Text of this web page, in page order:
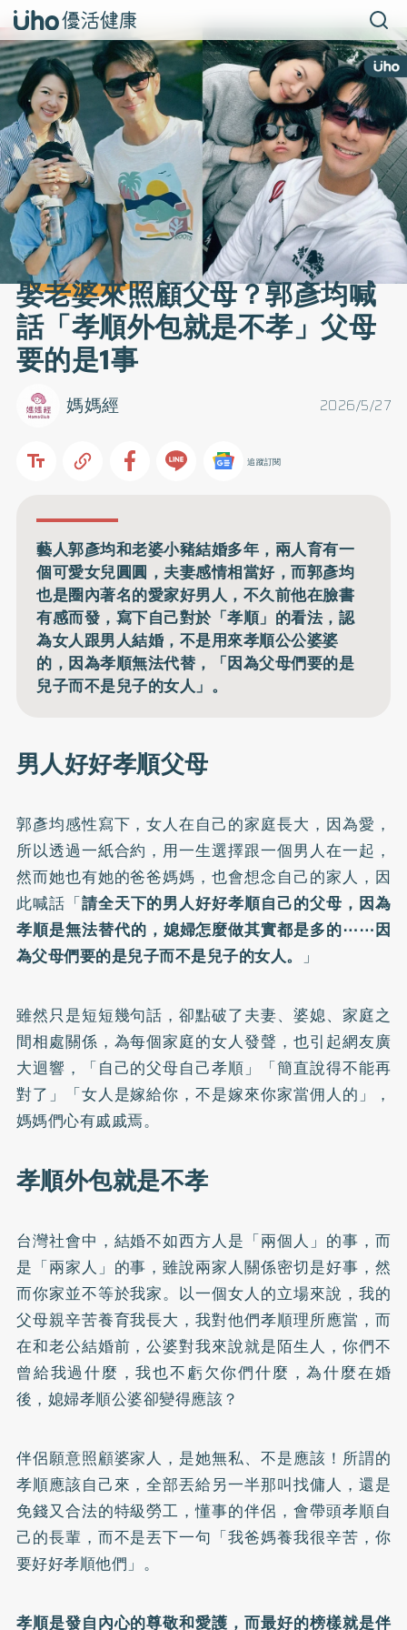
娶老婆來照顧父母？郭彥均喊
話「孝順外包就是不孝」父母
要的是1事
2026/5/27
媽媽經
追蹤訂閱
藝人郭彥均和老婆小豬結婚多年，兩人育有一
個可愛女兒圓圓，夫妻感情相當好，而郭彥均
也是圈內著名的愛家好男人，不久前他在臉書
有感而發，寫下自己對於「孝順」的看法，認
為女人跟男人結婚，不是用來孝順公公婆婆
的，因為孝順無法代替，「因為父母們要的是
兒子而不是兒子的女人」。
男人好好孝順父母
郭彥均感性寫下，女人在自己的家庭長大，因為愛，
所以透過一紙合約，用一生選擇跟一個男人在一起，
然而她也有她的爸爸媽媽，也會想念自己的家人，因
此喊話「請全天下的男人好好孝順自己的父母，因為
孝順是無法替代的，媳婦怎麼做其實都是多的⋯⋯因
為父母們要的是兒子而不是兒子的女人。
」
雖然只是短短幾句話，卻點破了夫妻、婆媳、家庭之
間相處關係，為每個家庭的女人發聲，也引起網友廣
大迴響，「自己的父母自己孝順」「簡直說得不能再
對了」「女人是嫁給你，不是嫁來你家當佣人的」，
媽媽們心有戚戚焉。
孝順外包就是不孝
台灣社會中，結婚不如西方人是「兩個人」的事，而
是「兩家人」的事，雖說兩家人關係密切是好事，然
而你家並不等於我家。以一個女人的立場來說，我的
父母親辛苦養育我長大，我對他們孝順理所應當，而
在和老公結婚前，公婆對我來說就是陌生人，你們不
曾給我過什麼，我也不虧欠你們什麼，為什麼在婚
後，媳婦孝順公婆卻變得應該？
伴侶願意照顧婆家人，是她無私、不是應該！所謂的
孝順應該自己來，全部丟給另一半那叫找傭人，還是
免錢又合法的特級勞工，懂事的伴侶，會帶頭孝順自
己的長輩，而不是丟下一句「我爸媽養我很辛苦，你
要好好孝順他們」。
孝順是發自內心的尊敬和愛護，而最好的榜樣就是伴